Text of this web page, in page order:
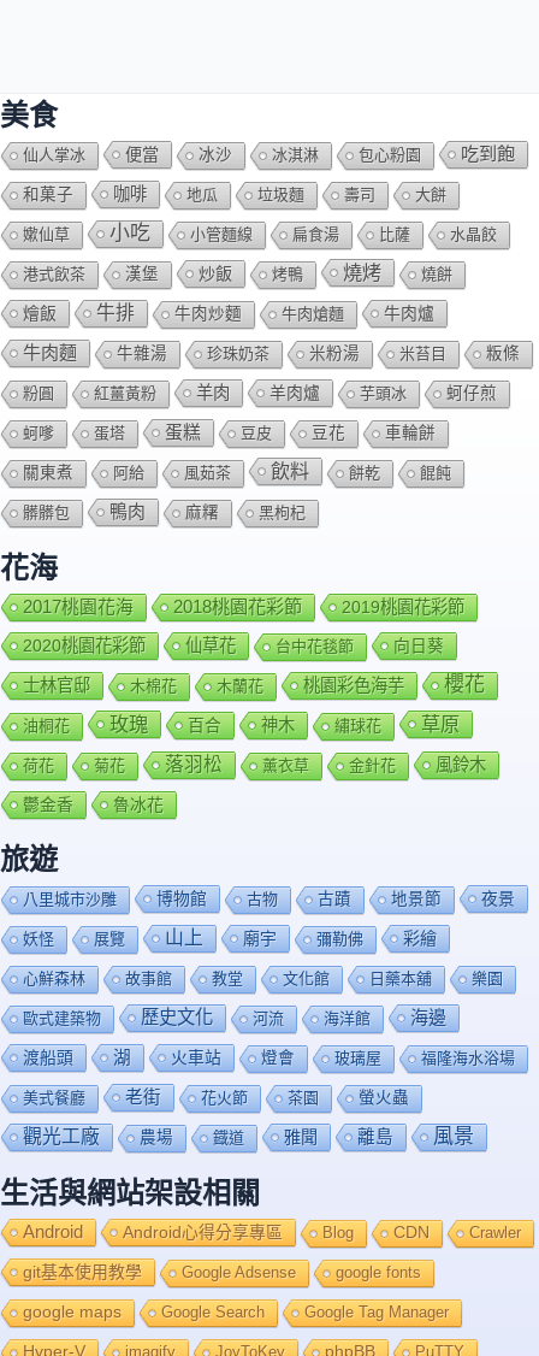
美食
仙人掌冰 便當 冰沙 冰淇淋 包心粉園 吃到飽
和菓子 咖啡 地瓜 垃圾麵 壽司 大餅
嫰仙草 小吃 小管麵線 扁食湯 比薩 水晶餃
港式飲茶 漢堡 炒飯 烤鴨 燒烤 燒餅
燴飯 牛排 牛肉炒麵 牛肉熗麵 牛肉爐
牛肉麵 牛雜湯 珍珠奶茶 米粉湯 米苔目 粄條
粉圓 紅薑黃粉 羊肉 羊肉爐 芋頭冰 蚵仔煎
蚵嗲 蛋塔 蛋糕 豆皮 豆花 車輪餅
關東煮 阿給 風茹茶 飲料 餅乾 餛飩
髒髒包 鴨肉 麻糬 黑枸杞
花海
2017桃園花海 2018桃園花彩節
2019桃園花彩節
2020桃園花彩節
仙草花 台中花毯節 向日葵
士林官邸 木棉花 木蘭花 桃園彩色海芋 櫻花
油桐花 玫瑰 百合 神木 繡球花 草原
荷花 菊花 落羽松 薰衣草 金針花 風鈴木
鬱金香 魯冰花
旅遊
八里城市沙雕 博物館 古物 古蹟 地景節 夜景
妖怪 展覽 山上 廟宇 彌勒佛 彩繪
心鮮森林 故事館 教堂 文化館 日藥本舖 樂園
歐式建築物 歷史文化 河流 海洋館 海邊
渡船頭 湖 火車站 燈會 玻璃屋 福隆海水浴場
美式餐廳 老街 花火節 茶園 螢火蟲
觀光工廠 農場 鐡道 雅聞 離島 風景
生活與網站架設相關
Android Android心得分享專區 Blog CDN Crawler
git基本使用教學 Google Adsense google fonts
google maps Google Search Google Tag Manager
Hyper-V imagify JoyToKey phpBB PuTTY